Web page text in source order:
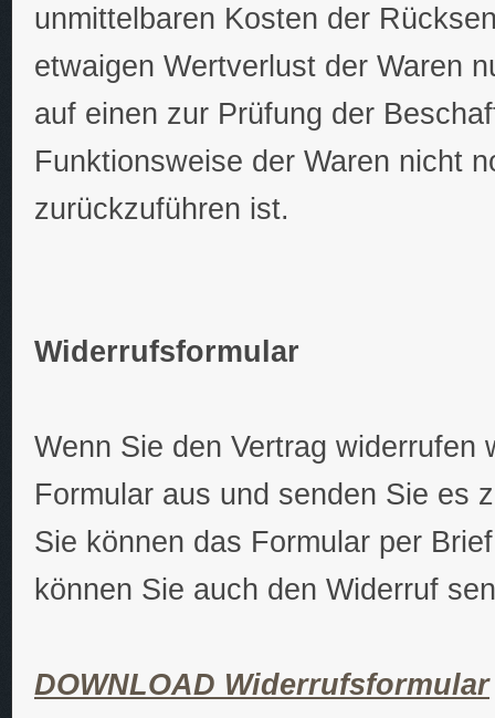
unmittelbaren Kosten der
etwaigen Wertverlust der Waren
auf einen zur Prüfung der
Funktionsweise der Waren nicht
zurückzuführen ist.
Widerrufsformular
Wenn Sie den Vertrag
Formular aus und senden Sie es
Sie können das Formular per
können Sie auch den Widerruf
DOWNLOAD Widerrufsformular